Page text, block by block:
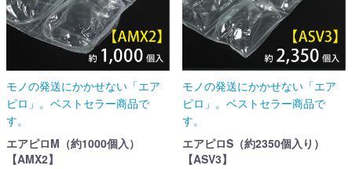
モノの発送にかかせない「エア
ピロ」。ベストセラー商品で
す。
エアピロM（約1000個入）
【AMX2】
モノの発送にかかせない「エア
ピロ」。ベストセラー商品で
す。
エアピロS（約2350個入り）
【ASV3】